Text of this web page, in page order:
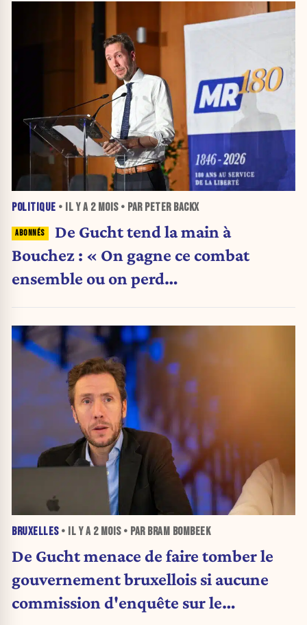
POLITIQUE • IL Y A 2 MOIS• PAR PETER BACKX
De Gucht tend la main à
Bouchez : « On gagne ce combat
ensemble ou on perd
BRUXELLES• IL Y A 2 MOIS• PAR BRAM BOMBEEK
De Gucht menace de faire tomber le
gouvernement bruxellois si aucune
commission d'enquête sur le